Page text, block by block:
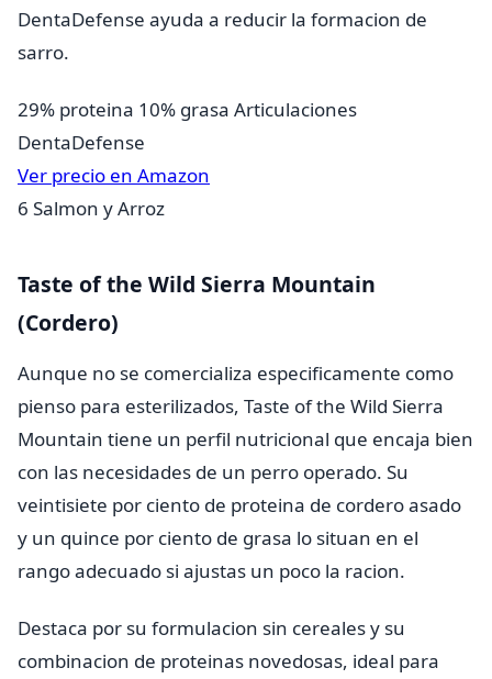
DentaDefense ayuda a reducir la formacion de
sarro.
29% proteina 10% grasa Articulaciones
DentaDefense
Ver precio en Amazon
6 Salmon y Arroz
Taste of the Wild Sierra Mountain
(Cordero)
Aunque no se comercializa especificamente como
pienso para esterilizados, Taste of the Wild Sierra
Mountain tiene un perfil nutricional que encaja bien
con las necesidades de un perro operado. Su
veintisiete por ciento de proteina de cordero asado
y un quince por ciento de grasa lo situan en el
rango adecuado si ajustas un poco la racion.
Destaca por su formulacion sin cereales y su
combinacion de proteinas novedosas, ideal para